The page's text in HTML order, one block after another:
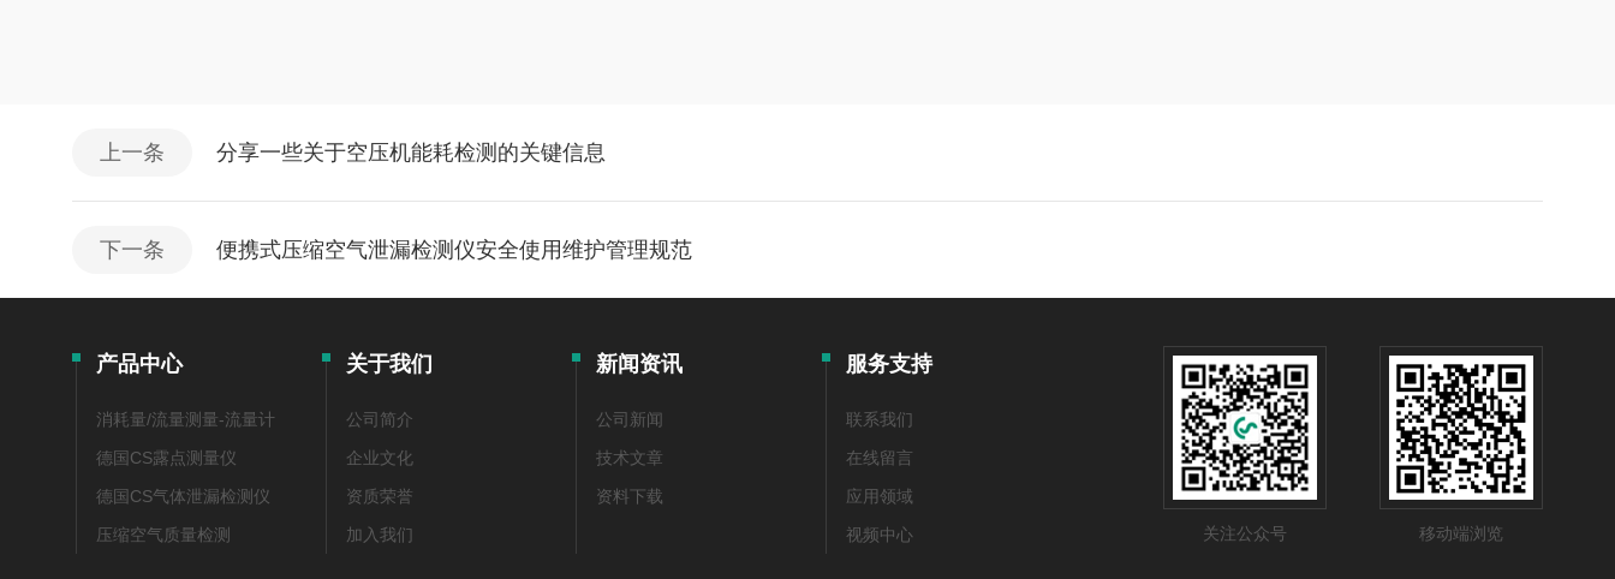
上一条 分享一些关于空压机能耗检测的关键信息
下一条 便携式压缩空气泄漏检测仪安全使用维护管理规范
产品中心
消耗量/流量测量-流量计
德国CS露点测量仪
德国CS气体泄漏检测仪
压缩空气质量检测
关于我们
公司简介
企业文化
资质荣誉
加入我们
新闻资讯
公司新闻
技术文章
资料下载
服务支持
联系我们
在线留言
应用领域
视频中心
关注公众号 移动端浏览